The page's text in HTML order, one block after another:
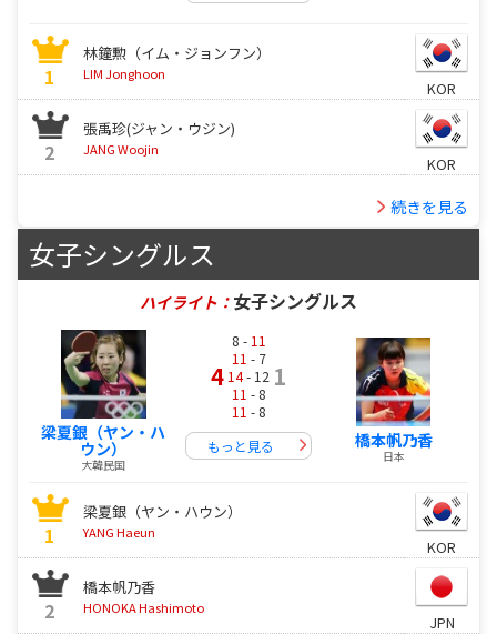
1
林鐘勲（イム・ジョンフン）
LIM Jonghoon
KOR
2
張禹珍(ジャン・ウジン)
JANG Woojin
KOR
続きを見る
女子シングルス
ハイライト： 女子シングルス
梁夏銀（ヤン・ハ
ウン）
大韓民国
4
8 - 11
11 - 7
14- 12
11 - 8
11 - 8
1
もっと見る 橋本帆乃香
日本
1
梁夏銀（ヤン・ハウン）
YANG Haeun
KOR
2
橋本帆乃香
HONOKA Hashimoto
JPN